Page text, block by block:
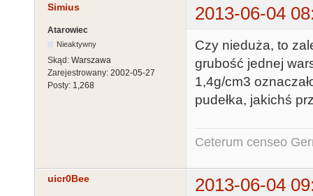
Simius 2013-06-04
Atarowiec
Nieaktywny
Skąd: Warszawa
Zarejestrowany: 2002-05-27
Posty: 1,268
Czy nieduża, to
grubość jednej
1,4g/cm3
pudełka, jakichś
Ceterum censeo
uicr0Bee
2013-06-04